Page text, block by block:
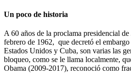
Un poco de historia
A 60 años de la proclama presidencial
febrero de 1962, que decretó el
Estados Unidos y Cuba, son varias las
bloqueo, como se le llama localmente,
Obama (2009-2017), reconoció como